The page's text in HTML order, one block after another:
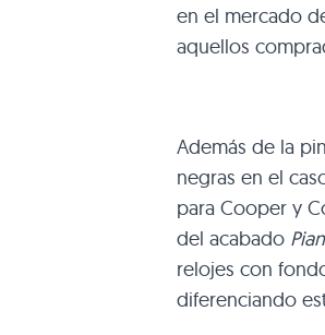
en el mercado
aquellos
Además de la
negras en el
para Cooper y
del acabado
relojes con
diferenciando